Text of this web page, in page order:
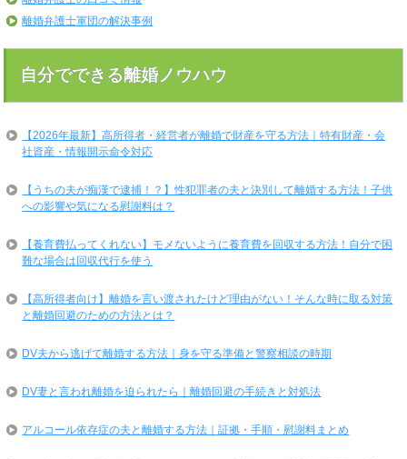
離婚弁護士軍団の解決事例
自分でできる離婚ノウハウ
【2026年最新】高所得者・経営者が離婚で財産を守る方法｜特有財産・会
社資産・情報開示命令対応
【うちの夫が痴漢で逮捕！？】性犯罪者の夫と決別して離婚する方法！子供
への影響や気になる慰謝料は？
【養育費払ってくれない】モメないように養育費を回収する方法！自分で困
難な場合は回収代行を使う
【高所得者向け】離婚を言い渡されたけど理由がない！そんな時に取る対策
と離婚回避のための方法とは？
DV夫から逃げて離婚する方法｜身を守る準備と警察相談の時期
DV妻と言われ離婚を迫られたら｜離婚回避の手続きと対処法
アルコール依存症の夫と離婚する方法｜証拠・手順・慰謝料まとめ